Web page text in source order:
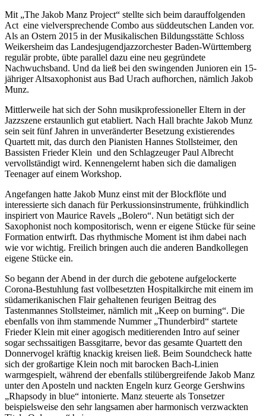
Mit „The Jakob Manz Project“ stellte sich beim darauffolgenden
Act eine vielversprechende Combo aus süddeutschen Landen vor.
Als an Ostern 2015 in der Musikalischen Bildungsstätte Schloss
Weikersheim das Landesjugendjazzorchester Baden-Württemberg
regulär probte, übte parallel dazu eine neu gegründete
Nachwuchsband. Und da ließ bei den swingenden Junioren ein 15-
jähriger Altsaxophonist aus Bad Urach aufhorchen, nämlich Jakob
Munz.
Mittlerweile hat sich der Sohn musikprofessioneller Eltern in der
Jazzszene erstaunlich gut etabliert. Nach Hall brachte Jakob Munz
sein seit fünf Jahren in unveränderter Besetzung existierendes
Quartett mit, das durch den Pianisten Hannes Stollsteimer, den
Bassisten Frieder Klein und den Schlagzeuger Paul Albrecht
vervollständigt wird. Kennengelernt haben sich die damaligen
Teenager auf einem Workshop.
Angefangen hatte Jakob Munz einst mit der Blockflöte und
interessierte sich danach für Perkussionsinstrumente, frühkindlich
inspiriert von Maurice Ravels „Bolero“. Nun betätigt sich der
Saxophonist noch kompositorisch, wenn er eigene Stücke für seine
Formation entwirft. Das rhythmische Moment ist ihm dabei nach
wie vor wichtig. Freilich bringen auch die anderen Bandkollegen
eigene Stücke ein.
So begann der Abend in der durch die gebotene aufgelockerte
Corona-Bestuhlung fast vollbesetzten Hospitalkirche mit einem im
südamerikanischen Flair gehaltenen feurigen Beitrag des
Tastenmannes Stollsteimer, nämlich mit „Keep on burning“. Die
ebenfalls von ihm stammende Nummer „Thunderbird“ startete
Frieder Klein mit einer agogisch meditierenden Intro auf seiner
sogar sechssaitigen Bassgitarre, bevor das gesamte Quartett den
Donnervogel kräftig knackig kreisen ließ. Beim Soundcheck hatte
sich der großartige Klein noch mit barocken Bach-Linien
warmgespielt, während der ebenfalls stilübergreifende Jakob Manz
unter den Aposteln und nackten Engeln kurz George Gershwins
„Rhapsody in blue“ intonierte. Manz steuerte als Tonsetzer
beispielsweise den sehr langsamen aber harmonisch verzwackten